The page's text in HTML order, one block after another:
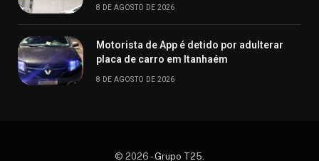
8 DE AGOSTO DE 2026
Motorista de App é detido por adulterar
placa de carro em Itanhaém
8 DE AGOSTO DE 2026
© 2026 -Grupo T25.